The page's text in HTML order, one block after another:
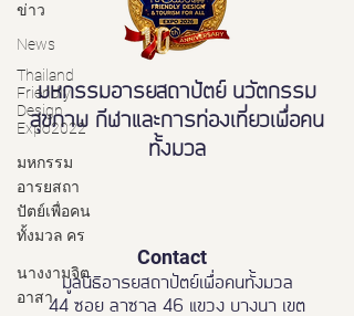
ข่าว
News
Thailand
Friendly
Design
Expo2022
มหกรรม
อารยสถา
ปัตย์เพื่อคน
ทั้งมวล คร
นางงามจิต
อาสา
มหกรรมอารยสถาปัตย์ นวัตกรรม
สุขภาพ กีฬาและการท่องเที่ยวเพื่อคน
ทั้งมวล
Contact
มูลนิธิอารยสถาปัตย์เพื่อคนทั้งมวล
44 ซอย ลาซาล 46 แขวง บางนา เขต